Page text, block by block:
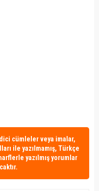
cümleler veya imalar,
ile yazılmamış, Türkçe
yazılmış yorumlar